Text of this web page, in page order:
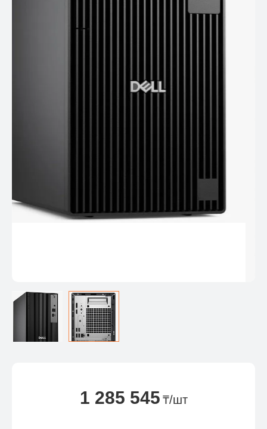
1 285 545 ₸/шт